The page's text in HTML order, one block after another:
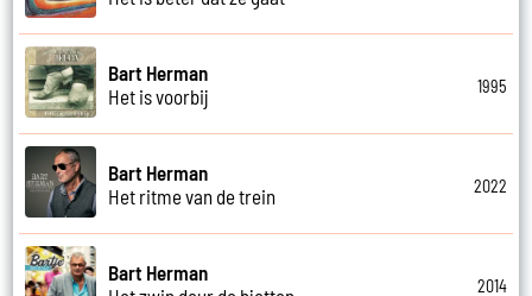
Bart Herman
Het is voorbij
1995
Bart Herman
Het ritme van de trein
2022
Bart Herman
2014